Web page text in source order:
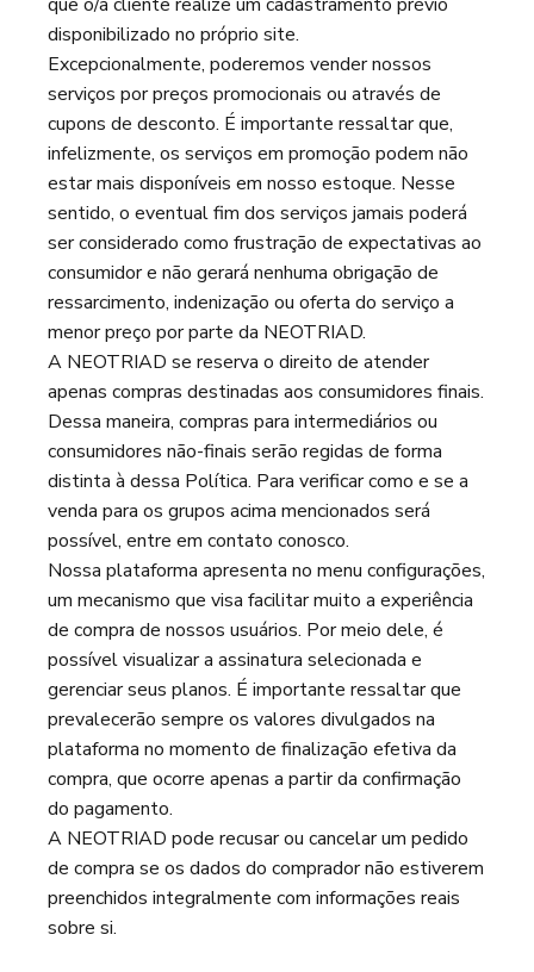
disponibilizado no próprio site.
Excepcionalmente, poderemos vender nossos
serviços por preços promocionais ou através de
cupons de desconto. É importante ressaltar que,
infelizmente, os serviços em promoção podem não
estar mais disponíveis em nosso estoque. Nesse
sentido, o eventual fim dos serviços jamais poderá
ser considerado como frustração de expectativas ao
consumidor e não gerará nenhuma obrigação de
ressarcimento, indenização ou oferta do serviço a
menor preço por parte da NEOTRIAD.
A NEOTRIAD se reserva o direito de atender
apenas compras destinadas aos consumidores finais.
Dessa maneira, compras para intermediários ou
consumidores não-finais serão regidas de forma
distinta à dessa Política. Para verificar como e se a
venda para os grupos acima mencionados será
possível, entre em contato conosco.
Nossa plataforma apresenta no menu configurações,
um mecanismo que visa facilitar muito a experiência
de compra de nossos usuários. Por meio dele, é
possível visualizar a assinatura selecionada e
gerenciar seus planos. É importante ressaltar que
prevalecerão sempre os valores divulgados na
plataforma no momento de finalização efetiva da
compra, que ocorre apenas a partir da confirmação
do pagamento.
A NEOTRIAD pode recusar ou cancelar um pedido
de compra se os dados do comprador não estiverem
preenchidos integralmente com informações reais
sobre si.